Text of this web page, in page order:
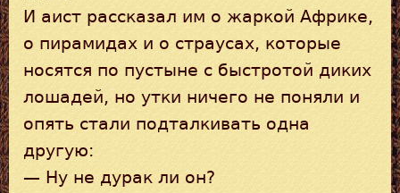
И аист рассказал им о жаркой Африке,
о пирамидах и о страусах, которые
носятся по пустыне с быстротой диких
лошадей, но утки ничего не поняли и
опять стали подталкивать одна
другую:
— Ну не дурак ли он?